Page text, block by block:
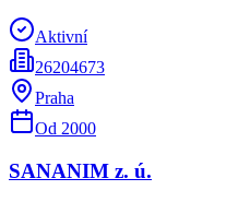
Aktivní
26204673
Praha
Od 2000
SANANIM z. ú.